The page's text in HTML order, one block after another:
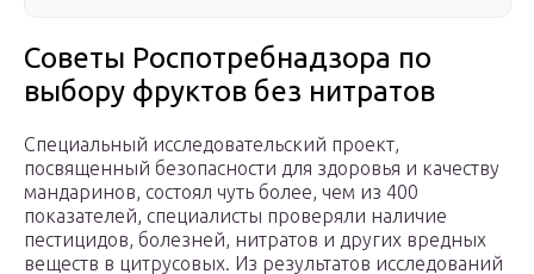
Советы Роспотребнадзора по
выбору фруктов без нитратов
Специальный исследовательский проект,
посвященный безопасности для здоровья и качеству
мандаринов, состоял чуть более, чем из 400
показателей, специалисты проверяли наличие
пестицидов, болезней, нитратов и других вредных
веществ в цитрусовых. Из результатов исследований